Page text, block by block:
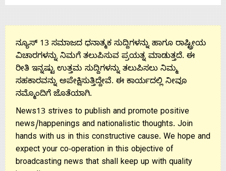
ನ್ಯೂಸ್ 13 ಸಮಾಜದ ಧನಾತ್ಮಕ ಸುದ್ದಿಗಳನ್ನು ಹಾಗೂ ರಾಷ್ಟ್ರೀಯ
ವಿಚಾರಗಳನ್ನು ನಿಮಗೆ ತಲುಪಿಸುವ ಪ್ರಯತ್ನ ಮಾಡುತ್ತದೆ. ಈ
ರೀತಿ ಇನ್ನಷ್ಟು ಉತ್ತಮ ಸುದ್ದಿಗಳನ್ನು ತಲುಪಿಸಲು ನಿಮ್ಮ
ಸಹಕಾರವನ್ನು ಅಪೇಕ್ಷಿಸುತ್ತಿದ್ದೇವೆ. ಈ ಕಾರ್ಯದಲ್ಲಿ ನೀವೂ
ನಮ್ಮೊಂದಿಗೆ ಜೊತೆಯಾಗಿ.
News13 strives to publish and promote positive
news/happenings and nationalistic thoughts. Join
hands with us in this constructive cause. We hope and
expect your co-operation in this objective of
broadcasting news that shall keep up with quality